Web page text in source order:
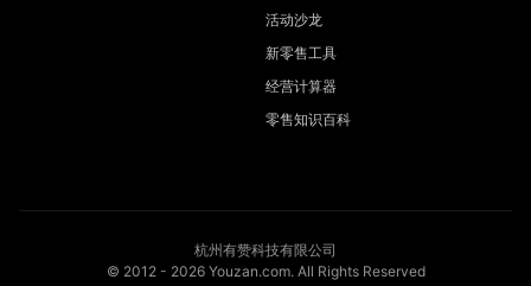
活动沙龙
新零售工具
经营计算器
零售知识百科
杭州有赞科技有限公司
© 2012 - 2026Youzan.com. All Rights Reserved